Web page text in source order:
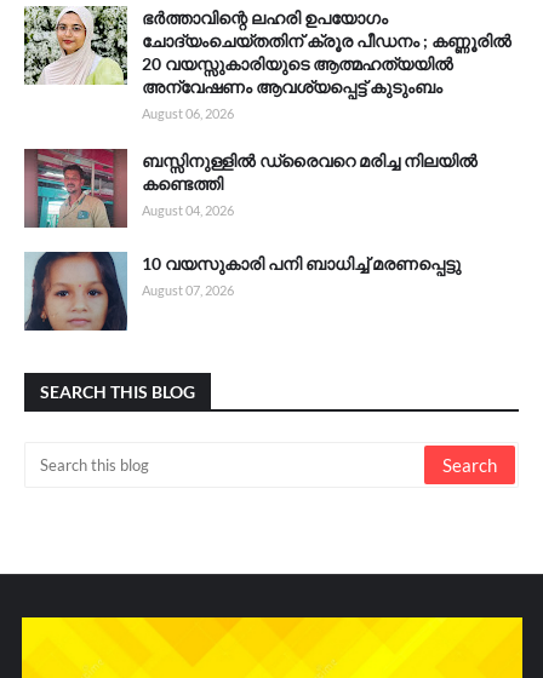
ഭർത്താവിന്റെ ലഹരി ഉപയോഗം
ചോദ്യംചെയ്തതിന് ക്രൂര പീഡനം ; കണ്ണൂരിൽ
20 വയസ്സുകാരിയുടെ ആത്മഹത്യയിൽ
അന്വേഷണം ആവശ്യപ്പെട്ട് കുടുംബം
August 06, 2026
ബസ്സിനുള്ളിൽ ഡ്രൈവറെ മരിച്ച നിലയിൽ
കണ്ടെത്തി
August 04, 2026
10 വയസുകാരി പനി ബാധിച്ച് മരണപ്പെട്ടു
August 07, 2026
SEARCH THIS BLOG